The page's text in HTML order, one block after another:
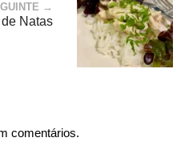
→
Natas
comentários.